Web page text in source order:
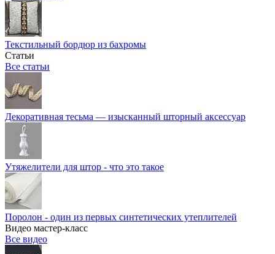
Текстильный бордюр из бахромы
Статьи
Все статьи
Декоративная тесьма — изысканный шторный аксессуар
Утяжелители для штор - что это такое
Поролон - один из первых синтетических утеплителей
Видео мастер-класс
Все видео